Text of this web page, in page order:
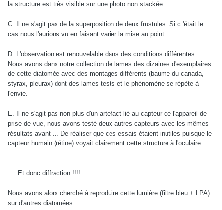
la structure est très visible sur une photo non stackée.
C. Il ne s'agit pas de la superposition de deux frustules. Si c 'était le
cas nous l'aurions vu en faisant varier la mise au point.
D. L'observation est renouvelable dans des conditions différentes :
Nous avons dans notre collection de lames des dizaines d'exemplaires
de cette diatomée avec des montages différents (baume du canada,
styrax, pleurax) dont des lames tests et le phénomène se répète à
l'envie.
E. Il ne s'agit pas non plus d'un artefact lié au capteur de l'appareil de
prise de vue, nous avons testé deux autres capteurs avec les mêmes
résultats avant ... De réaliser que ces essais étaient inutiles puisque le
capteur humain (rétine) voyait clairement cette structure à l'oculaire.
.... Et donc diffraction !!!!
Nous avons alors cherché à reproduire cette lumière (filtre bleu + LPA)
sur d'autres diatomées.